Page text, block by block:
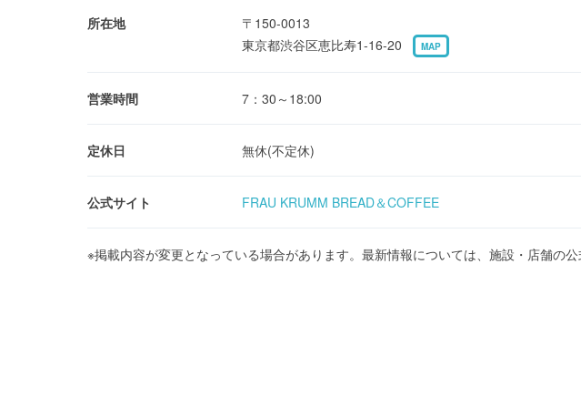
所在地
〒150-0013
東京都渋谷区恵比寿1-16-20
MAP
営業時間 7：30～18:00
定休日 無休(不定休)
公式サイト FRAU KRUMM BREAD＆COFFEE
※掲載内容が変更となっている場合があります。最新情報については、施設・店舗の公